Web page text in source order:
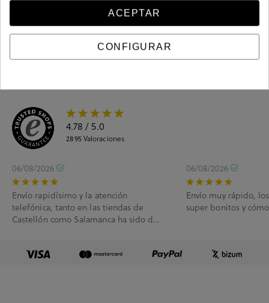
Información del producto
4.78 / 5.0
2895Valoraciones
06/08/2026
Envío rapidísimo y la atención
telefónica, tanto en las tiendas de
Castellón como Salamanca ha sido de
06/08/2026
Envío muy rápido,
super bonitos y
ACEPTAR
CONFIGURAR